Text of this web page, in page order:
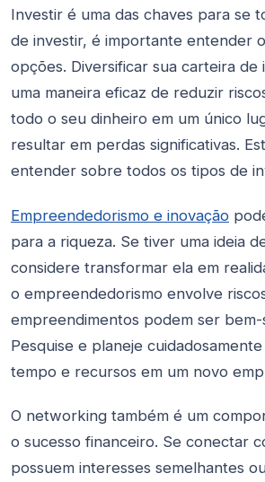
Investir é uma das chaves para se
de investir, é importante entender
opções. Diversificar sua carteira de
uma maneira eficaz de reduzir
todo o seu dinheiro em um único
resultar em perdas significativas.
entender sobre todos os tipos de
Empreendedorismo e inovação
para a riqueza. Se tiver uma ideia
considere transformar ela em
o empreendedorismo envolve
empreendimentos podem ser bem-
Pesquise e planeje
tempo e recursos em um novo
O networking também é um
o sucesso financeiro. Se conectar
possuem interesses semelhantes